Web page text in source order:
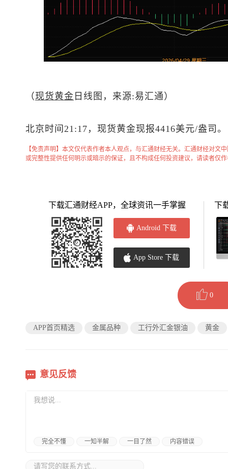
（现货黄金 日线图，来源:易汇通）
北京时间21:17， 现货黄金现报4416美元/盎司。
【免责声明】本文仅代表作者本人观点，与汇通财经无关。汇通财经对文
或完整性提供任何明示或暗示的保证，且不构成任何投资建议，请读者仅
下载汇通财经APP，全球资讯一手掌握
Android 下载
App Store 下载
下
0
APP首页精选 金属品种 工行外汇金银油 黄金
意见反馈
完全不懂 一知半解 一目了然 内容错误